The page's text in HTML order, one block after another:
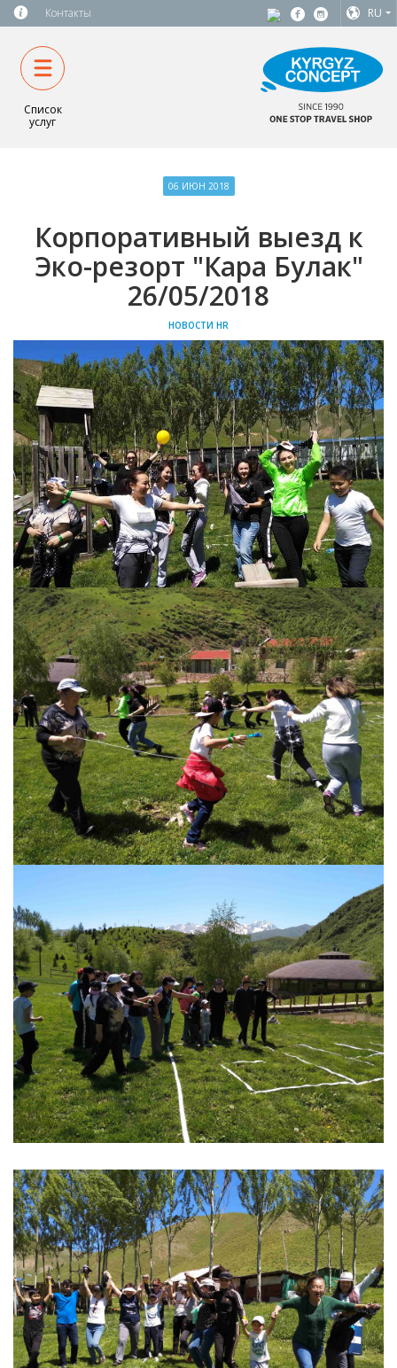
Контакты RU
Список
услуг
06 ИЮН 2018
Корпоративный выезд к
Эко-резорт "Кара Булак"
26/05/2018
НОВОСТИ HR